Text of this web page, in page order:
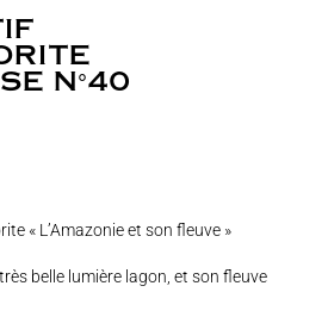
N°40
« L’Amazonie et son fleuve »
belle lumière lagon, et son fleuve